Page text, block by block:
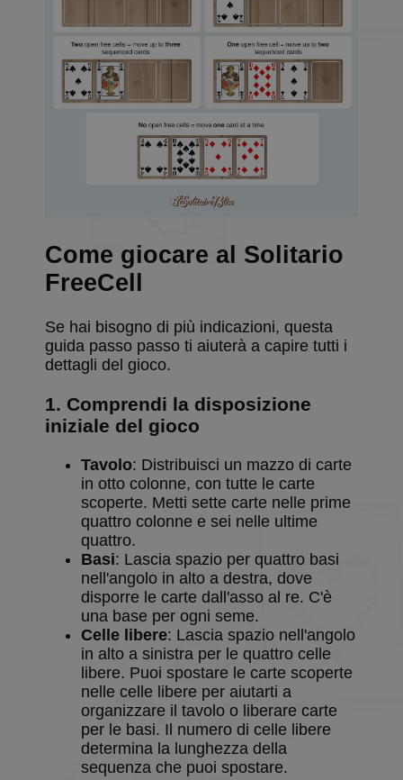
Come giocare al Solitario
FreeCell
Se hai bisogno di più indicazioni, questa
guida passo passo ti aiuterà a capire tutti i
dettagli del gioco.
1. Comprendi la disposizione
iniziale del gioco
Tavolo: Distribuisci un mazzo di carte
in otto colonne, con tutte le carte
scoperte. Metti sette carte nelle prime
quattro colonne e sei nelle ultime
quattro.
Basi: Lascia spazio per quattro basi
nell'angolo in alto a destra, dove
disporre le carte dall'asso al re. C'è
una base per ogni seme.
Celle libere: Lascia spazio nell'angolo
in alto a sinistra per le quattro celle
libere. Puoi spostare le carte scoperte
nelle celle libere per aiutarti a
organizzare il tavolo o liberare carte
per le basi. Il numero di celle libere
determina la lunghezza della
sequenza che puoi spostare.